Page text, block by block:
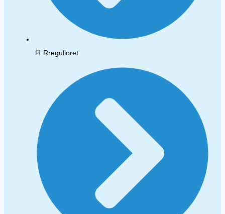
📄 Rregulloret